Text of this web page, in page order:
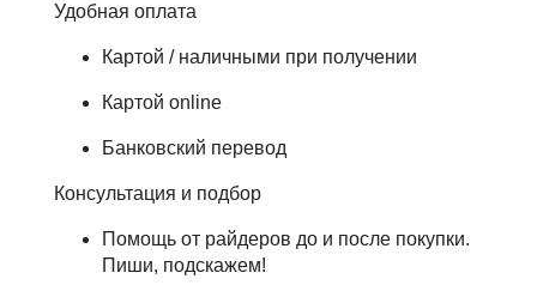
Удобная оплата
Картой / наличными при получении
Картой online
Банковский перевод
Консультация и подбор
Помощь от райдеров до и после покупки.
Пиши, подскажем!